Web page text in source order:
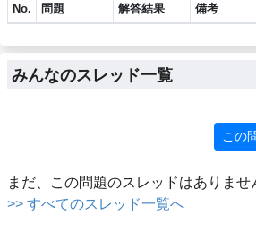
No. 問題 解答結果 備考
みんなのスレッド一覧
この
まだ、この問題のスレッドはありませ
>> すべてのスレッド一覧へ